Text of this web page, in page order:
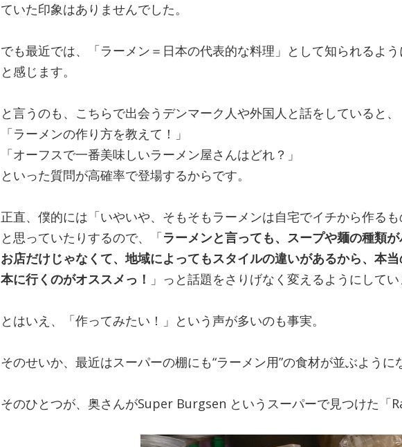
ていた印象はありませんでした。
でも最近では、「ラーメン＝日本の代表的な料理」として知られるよ
と感じます。
と言うのも、こちらで出会うデンマーク人や外国人と話をしていると、
「ラーメンの作り方を教えて！」
「オーフスで一番美味しいラーメン屋さんはどれ？」
といった質問が高確率で登場するからです。
正直、僕的には「いやいや、そもそもラーメンは自宅でイチから作るも
と思っていたりするので、「ラーメンと言っても、スープや麺の種類が
お店だけじゃなくて、地域によってもスタイルの違いがあるから、本
本に行くのがオススメっ！ 」っと話題をさりげなく変えるようにしてい
とはいえ、「作ってみたい！」という声が多いのも事実。
そのせいか、最近はスーパーの棚にも“ラーメン用”の食材が並ぶように
そのひとつが、奥さんがSuper Burgsen というスーパーで見つけた「